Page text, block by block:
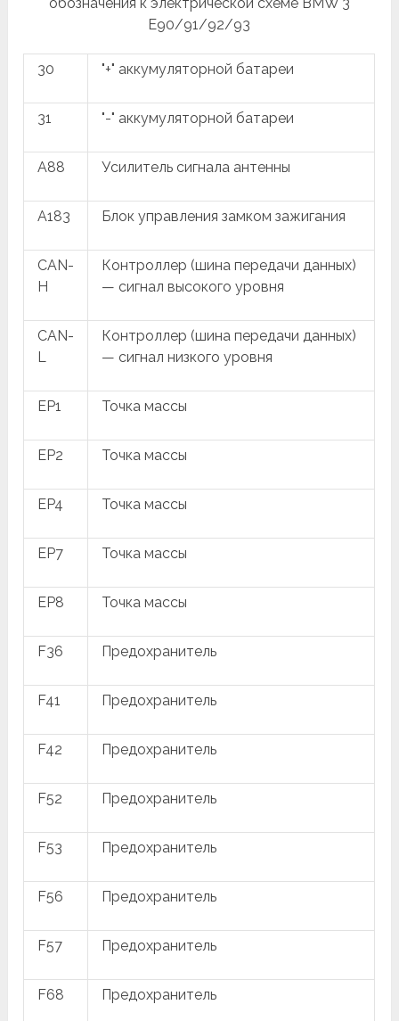
E90/91/92/93
30 "+" аккумуляторной батареи
31 "-" аккумуляторной батареи
A88 Усилитель сигнала антенны
A183 Блок управления замком зажигания
CAN-
H
Контроллер (шина передачи данных)
— сигнал высокого уровня
CAN-
L
Контроллер (шина передачи данных)
— сигнал низкого уровня
EP1 Точка массы
EP2 Точка массы
EP4 Точка массы
EP7 Точка массы
EP8 Точка массы
F36 Предохранитель
F41 Предохранитель
F42 Предохранитель
F52 Предохранитель
F53 Предохранитель
F56 Предохранитель
F57 Предохранитель
F68 Предохранитель